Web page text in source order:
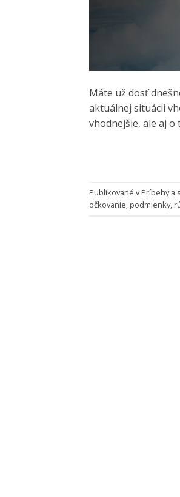
Máte už dosť
aktuálnej situácii
vhodnejšie, ale aj o
Publikované vPríbehy a
očkovanie,podmienky,